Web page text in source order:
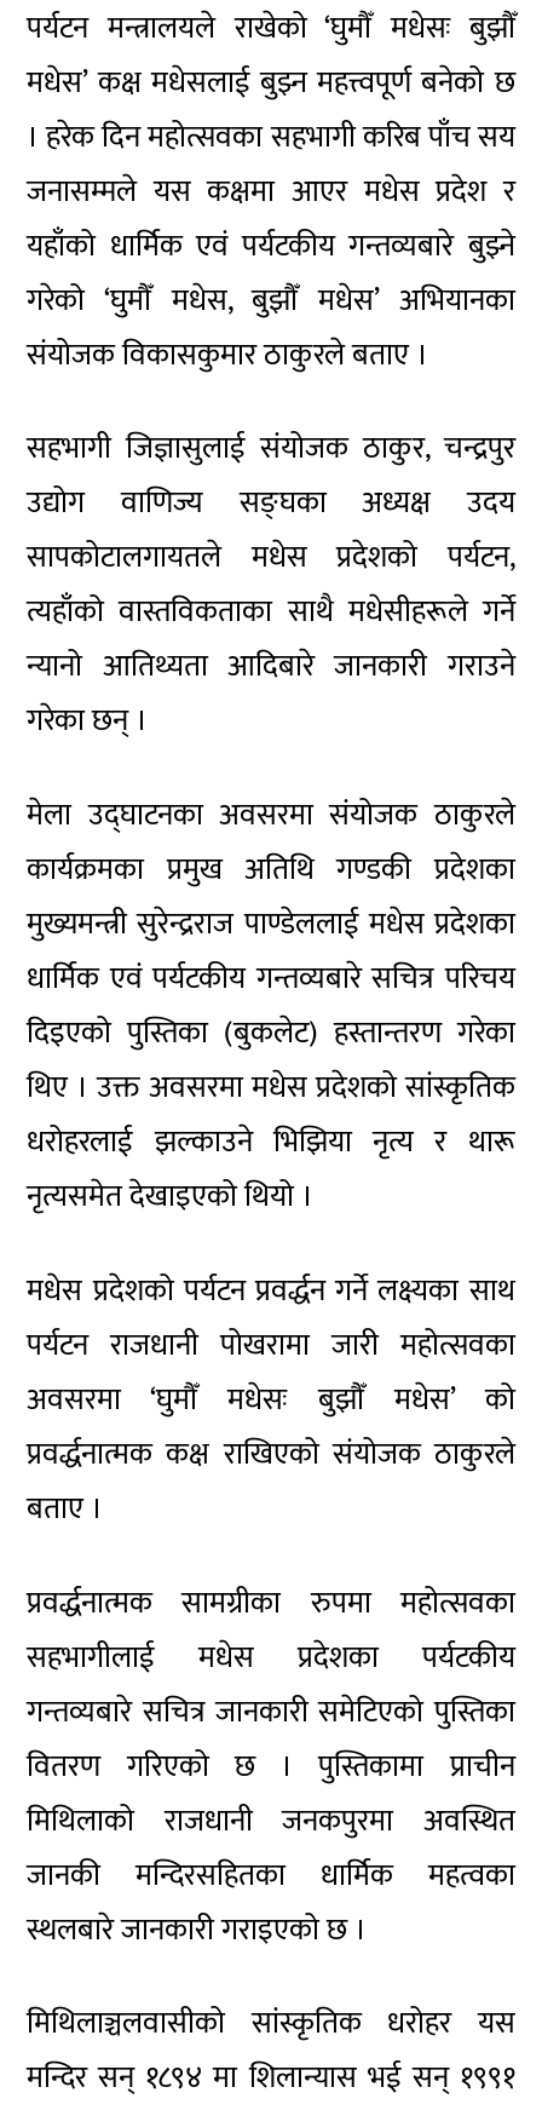
पर्यटन मन्त्रालयले राखेको ‘घुमौँ मधेसः बुझौँ
मधेस’ कक्ष मधेसलाई बुझ्न महत्त्वपूर्ण बनेको छ
। हरेक दिन महोत्सवका सहभागी करिब पाँच सय
जनासम्मले यस कक्षमा आएर मधेस प्रदेश र
यहाँको धार्मिक एवं पर्यटकीय गन्तव्यबारे बुझ्ने
गरेको ‘घुमौँ मधेस, बुझौँ मधेस’ अभियानका
संयोजक विकासकुमार ठाकुरले बताए ।
सहभागी जिज्ञासुलाई संयोजक ठाकुर, चन्द्रपुर
उद्योग वाणिज्य सङ्घका अध्यक्ष उदय
सापकोटालगायतले मधेस प्रदेशको पर्यटन,
त्यहाँको वास्तविकताका साथै मधेसीहरूले गर्ने
न्यानो आतिथ्यता आदिबारे जानकारी गराउने
गरेका छन् ।
मेला उद्घाटनका अवसरमा संयोजक ठाकुरले
कार्यक्रमका प्रमुख अतिथि गण्डकी प्रदेशका
मुख्यमन्त्री सुरेन्द्रराज पाण्डेललाई मधेस प्रदेशका
धार्मिक एवं पर्यटकीय गन्तव्यबारे सचित्र परिचय
दिइएको पुस्तिका (बुकलेट) हस्तान्तरण गरेका
थिए । उक्त अवसरमा मधेस प्रदेशको सांस्कृतिक
धरोहरलाई झल्काउने भिझिया नृत्य र थारू
नृत्यसमेत देखाइएको थियो ।
मधेस प्रदेशको पर्यटन प्रवर्द्धन गर्ने लक्ष्यका साथ
पर्यटन राजधानी पोखरामा जारी महोत्सवका
अवसरमा ‘घुमौँ मधेसः बुझौँ मधेस’ को
प्रवर्द्धनात्मक कक्ष राखिएको संयोजक ठाकुरले
बताए ।
प्रवर्द्धनात्मक सामग्रीका रुपमा महोत्सवका
सहभागीलाई मधेस प्रदेशका पर्यटकीय
गन्तव्यबारे सचित्र जानकारी समेटिएको पुस्तिका
वितरण गरिएको छ । पुस्तिकामा प्राचीन
मिथिलाको राजधानी जनकपुरमा अवस्थित
जानकी मन्दिरसहितका धार्मिक महत्वका
स्थलबारे जानकारी गराइएको छ ।
मिथिलाञ्चलवासीको सांस्कृतिक धरोहर यस
मन्दिर सन् १८९४ मा शिलान्यास भई सन् १९९१